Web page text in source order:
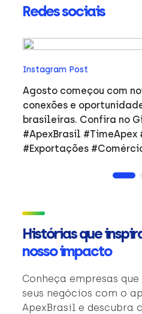
Redes sociais
Instagram Post
Agosto começou com
conexões e
brasileiras. Confira no
#ApexBrasil #TimeApex
#Exportações
Histórias que
nosso impacto
Conheça empresas
seus negócios com o
ApexBrasil e descubra